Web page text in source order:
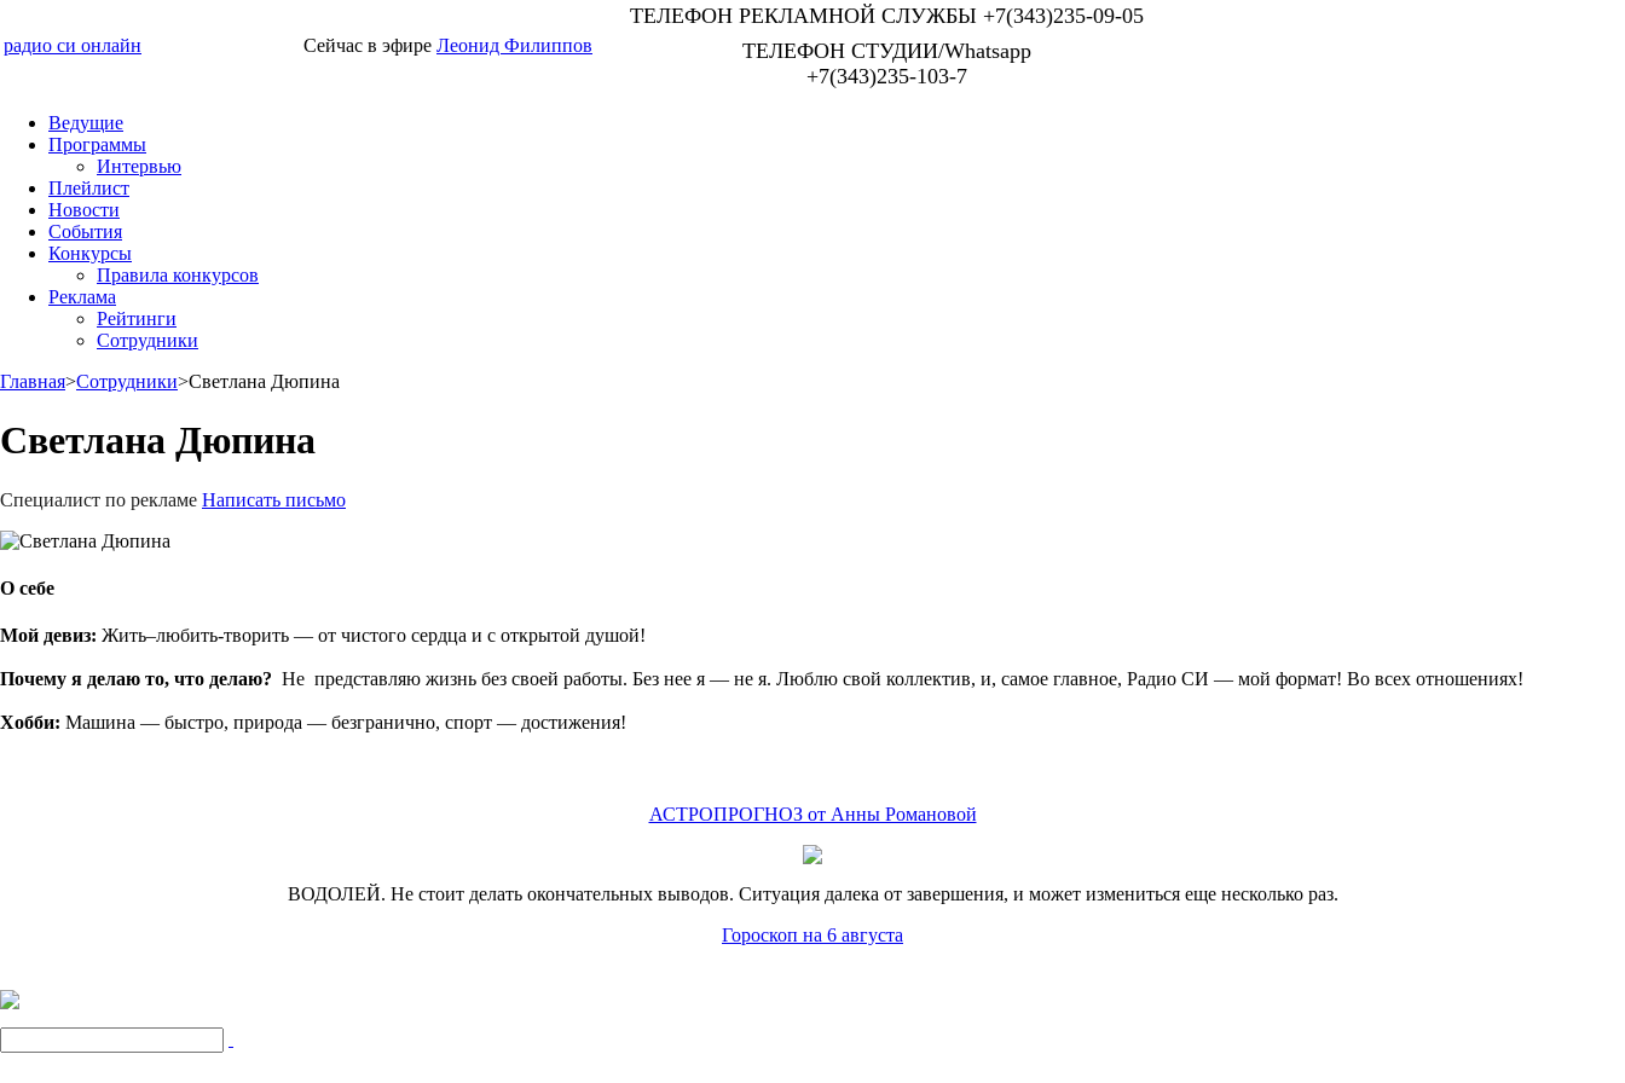
радио си онлайн Сейчас в эфире Леонид Филиппов
ТЕЛЕФОН РЕКЛАМНОЙ СЛУЖБЫ +7(343)235-09-05
ТЕЛЕФОН СТУДИИ/Whatsapp
+7(343)235-103-7
Ведущие
Программы
Интервью
Плейлист
Новости
События
Конкурсы
Правила конкурсов
Реклама
Рейтинги
Сотрудники
Главная>Сотрудники>Светлана Дюпина
Светлана Дюпина
Специалист по рекламе Написать письмо
О себе
Мой девиз: Жить–любить-творить — от чистого сердца и с открытой душой!
Почему я делаю то, что делаю? Не представляю жизнь без своей работы. Без нее я — не я. Люблю свой коллектив, и, самое главное, Радио СИ — мой формат! Во всех отношениях!
Хобби: Машина — быстро, природа — безгранично, спорт — достижения!
АСТРОПРОГНОЗ от Анны Романовой
ВОДОЛЕЙ. Не стоит делать окончательных выводов. Ситуация далека от завершения, и может измениться еще несколько раз.
Гороскоп на 6 августа